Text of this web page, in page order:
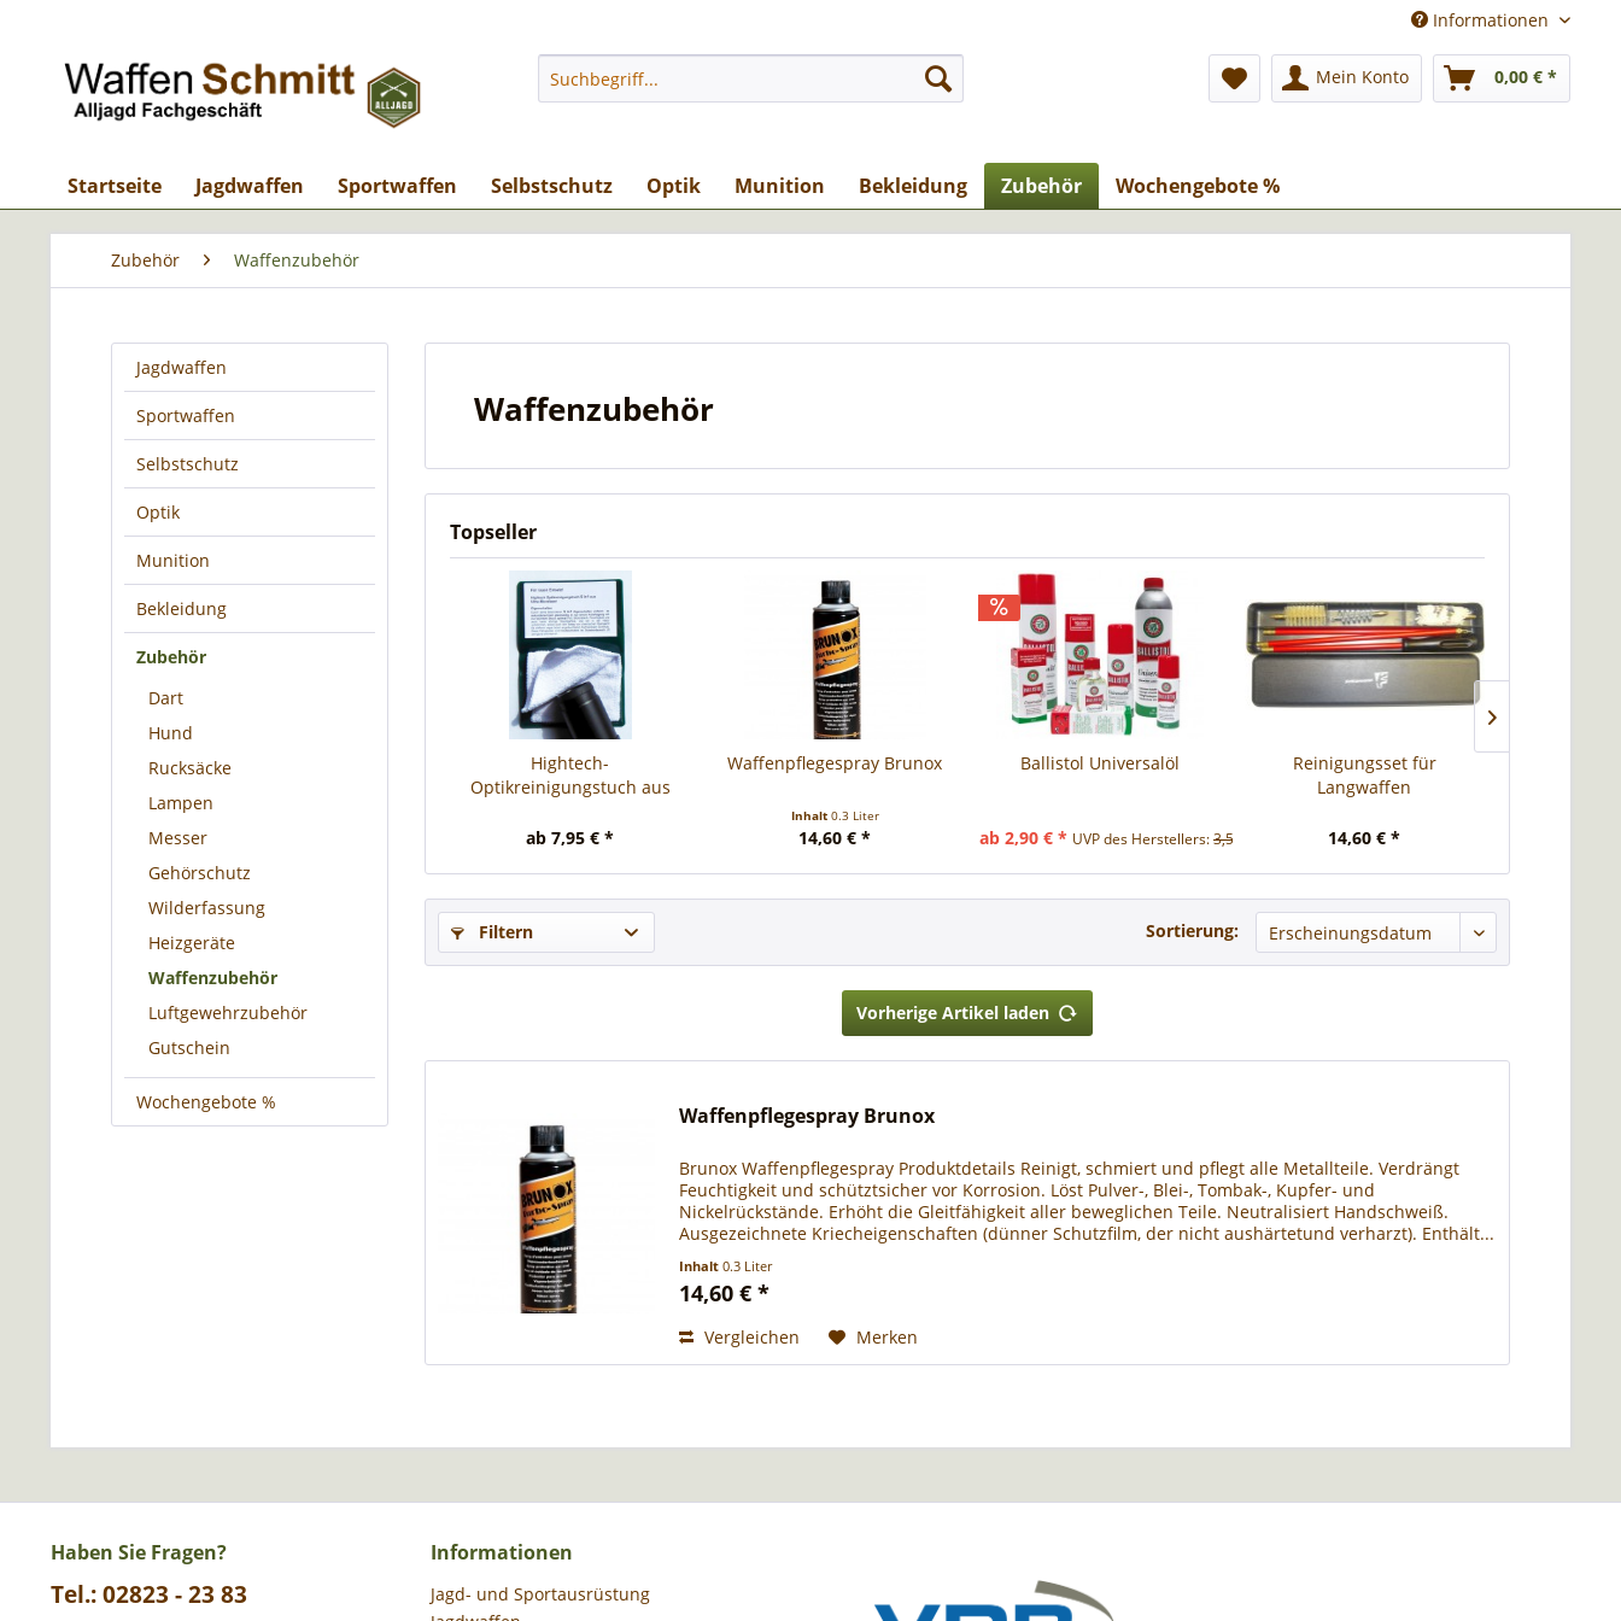
Informationen
Mein Konto 0,00 € *
Startseite Jagdwaffen Sportwaffen Selbstschutz Optik Munition Bekleidung Zubehör Wochengebote %
Zubehör Waffenzubehör
Jagdwaffen
Sportwaffen
Selbstschutz
Optik
Munition
Bekleidung
Zubehör
Dart
Hund
Rucksäcke
Lampen
Messer
Gehörschutz
Wilderfassung
Heizgeräte
Waffenzubehör
Luftgewehrzubehör
Gutschein
Wochengebote %
Waffenzubehör
Topseller
Hightech-
Optikreinigungstuch aus
ab 7,95 € *
Waffenpflegespray Brunox
Inhalt 0.3 Liter
14,60 € *
Ballistol Universalöl
ab 2,90 € * UVP des Herstellers:3,51 € *
Reinigungsset für
Langwaffen
14,60 € *
Filtern Sortierung:
Vorherige Artikel laden
Waffenpflegespray Brunox
Brunox Waffenpflegespray Produktdetails Reinigt, schmiert und pflegt alle Metallteile. Verdrängt
Feuchtigkeit und schütztsicher vor Korrosion. Löst Pulver-, Blei-, Tombak-, Kupfer- und
Nickelrückstände. Erhöht die Gleitfähigkeit aller beweglichen Teile. Neutralisiert Handschweiß.
Ausgezeichnete Kriecheigenschaften (dünner Schutzfilm, der nicht aushärtetund verharzt). Enthält...
Inhalt0.3 Liter
14,60 € *
Vergleichen Merken
Haben Sie Fragen?
Tel.: 02823 - 23 83
Informationen
Jagd- und Sportausrüstung